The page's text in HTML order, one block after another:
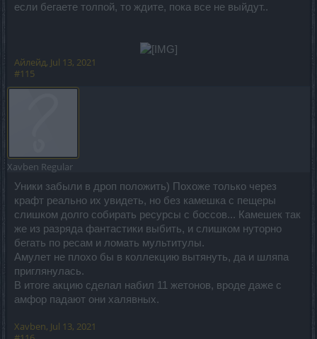
если бегаете толпой, то ждите, пока все не выйдут..
Айлейд, Jul 13, 2021
#115
Xavben Regular
Уники забыли в дроп положить) Похоже только через
крафт реально их увидеть, но без камешка с пещеры
слишком долго собирать ресурсы с боссов... Камешек так
же из разряда фантастики выбить, и слишком нуторно
бегать по ресам и ломать мультитулы.
Амулет не плохо бы в коллекцию вытянуть, да и шляпа
приглянулась.
В итоге акцию сделал набил 11 жетонов, вроде даже с
амфор падают они халявных.
Xavben, Jul 13, 2021